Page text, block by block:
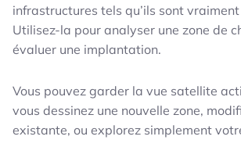
infrastructures tels qu’ils sont
Utilisez-la pour analyser une zone de
évaluer une implantation.
Vous pouvez garder la vue satellite
vous dessinez une nouvelle zone,
existante, ou explorez simplement